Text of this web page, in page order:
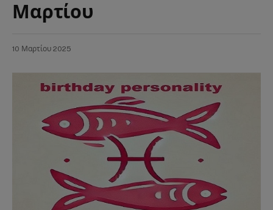
Μαρτίου
10 Μαρτίου 2025